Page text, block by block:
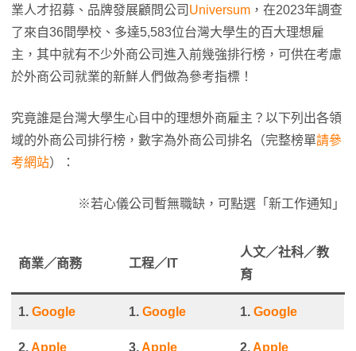
業人才招募、品牌發展顧問公司 Universum ，在2023年調查
了來自36間學校、多達5,583位台灣大學生的百大理想雇
主，其中就有不少外商公司進入前幾強排行榜，可供在考慮
於外商公司就業的新鮮人們做為參考指標！
究竟誰是台灣大學生心目中的理想外商雇主？以下列出各領
域的外商公司排行榜，數字為外商公司排名（完整榜單請參
考網站）：
※若心儀公司暫無職缺，可點選「新工作通知」
商業／商務 工程／IT
人文／社科／教
育
1. Google 1. Google 1. Google
2.Apple 3.Apple 2.Apple